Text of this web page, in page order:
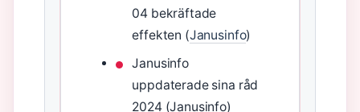
04 bekräftade
effekten (Janusinfo)
Janusinfo
uppdaterade sina råd
2024 (Janusinfo)